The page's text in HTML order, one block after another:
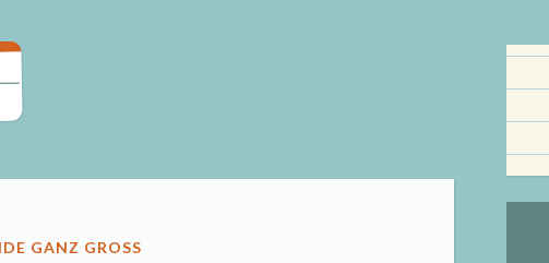
GANZ GROSS